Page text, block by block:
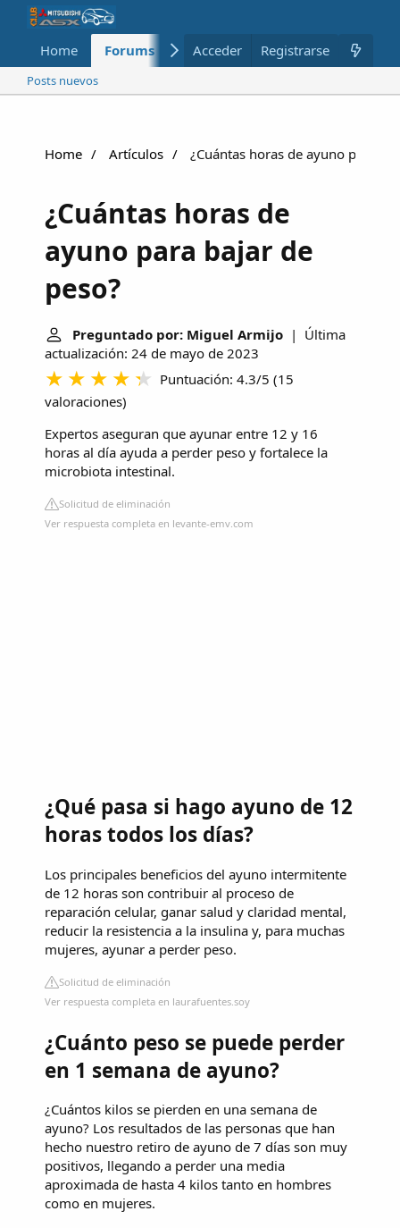
Home Forums Nuevo Miembros
Acceder Registrarse
Posts nuevos
Home Artículos ¿Cuántas horas de ayuno para
¿Cuántas horas de
ayuno para bajar de
peso?
Preguntado por: Miguel Armijo | Última
actualización: 24 de mayo de 2023
Puntuación: 4.3/5 (15
valoraciones)
Expertos aseguran que ayunar entre 12 y 16
horas al día ayuda a perder peso y fortalece la
microbiota intestinal.
Solicitud de eliminación
Ver respuesta completa en levante-emv.com
¿Qué pasa si hago ayuno de 12
horas todos los días?
Los principales beneficios del ayuno intermitente
de 12 horas son contribuir al proceso de
reparación celular, ganar salud y claridad mental,
reducir la resistencia a la insulina y, para muchas
mujeres, ayunar a perder peso.
Solicitud de eliminación
Ver respuesta completa en laurafuentes.soy
¿Cuánto peso se puede perder
en 1 semana de ayuno?
¿Cuántos kilos se pierden en una semana de
ayuno? Los resultados de las personas que han
hecho nuestro retiro de ayuno de 7 días son muy
positivos, llegando a perder una media
aproximada de hasta 4 kilos tanto en hombres
como en mujeres.